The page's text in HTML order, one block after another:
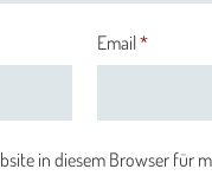
Email*
in diesem Browser für